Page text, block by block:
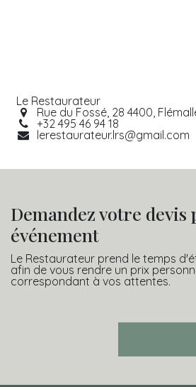
Le Restaurateur
Rue du Fossé, 28 4400,
+32 495 46 94 18
lerestaurateur.lrs@gmail.com
Demandez votre devis
événement
Le Restaurateur prend le temps
afin de vous rendre un prix
correspondant à vos attentes.